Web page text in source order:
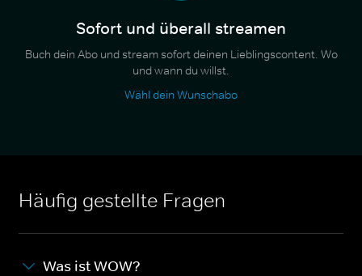
Sofort und überall streamen
Buch dein Abo und stream sofort deinen Lieblingscontent. Wo
und wann du willst.
Wähl dein Wunschabo
Häufig gestellte Fragen
Was ist WOW?